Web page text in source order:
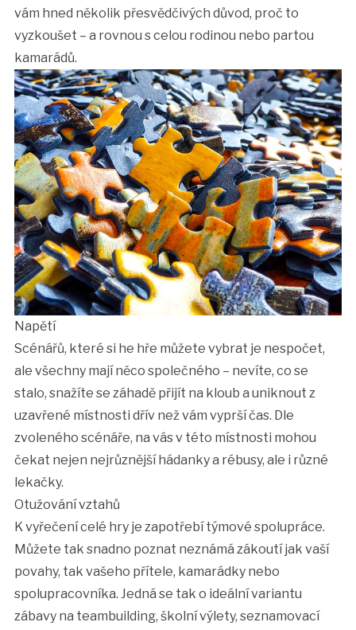
vám hned několik přesvědčivých důvod, proč to
vyzkoušet – a rovnou s celou rodinou nebo partou
kamarádů.
Napětí
Scénářů, které si he hře můžete vybrat je nespočet,
ale všechny mají něco společného – nevíte, co se
stalo, snažíte se záhadě přijít na kloub a uniknout z
uzavřené místnosti dřív než vám vyprší čas. Dle
zvoleného scénáře, na vás v této místnosti mohou
čekat nejen nejrůznější hádanky a rébusy, ale i různé
lekačky.
Otužování vztahů
K vyřečení celé hry je zapotřebí týmové spolupráce.
Můžete tak snadno poznat neznámá zákoutí jak vaší
povahy, tak vašeho přítele, kamarádky nebo
spolupracovníka. Jedná se tak o ideální variantu
zábavy na teambuilding, školní výlety, seznamovací